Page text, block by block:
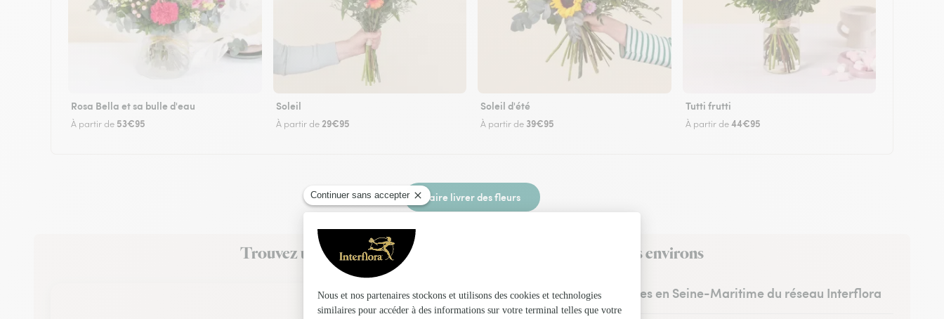
Rosa Bella et sa bulle d'eau
À partir de 53€95
Soleil
À partir de 29€95
Soleil d'été
À partir de 39€95
Tutti frutti
À partir de44€95
Faire livrer des fleurs
Trouvez un fleuriste Interflora à Fresnay-le-Long et dans ses environs
Les fleuristes en Seine-Maritime du réseau Interflora